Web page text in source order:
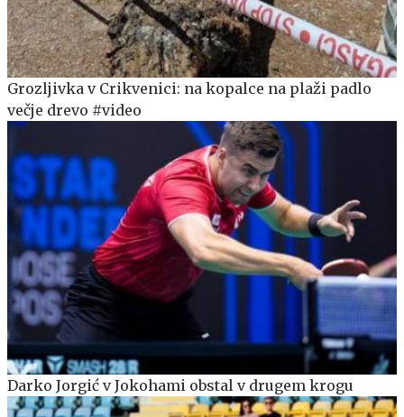
Grozljivka v Crikvenici: na kopalce na plaži padlo
večje drevo #video
Darko Jorgić v Jokohami obstal v drugem krogu